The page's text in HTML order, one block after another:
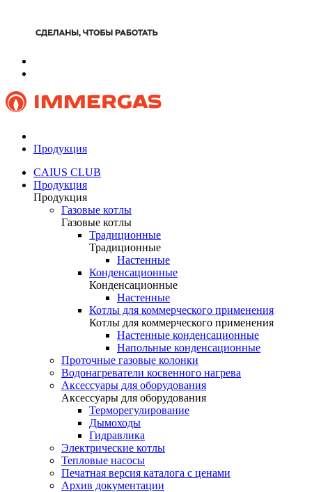
Продукция
CAIUS CLUB
Продукция
Продукция
Газовые котлы
Газовые котлы
Традиционные
Традиционные
Настенные
Конденсационные
Конденсационные
Настенные
Котлы для коммерческого применения
Котлы для коммерческого применения
Настенные конденсационные
Напольные конденсационные
Проточные газовые колонки
Водонагреватели косвенного нагрева
Аксессуары для оборудования
Аксессуары для оборудования
Терморегулирование
Дымоходы
Гидравлика
Электрические котлы
Тепловые насосы
Печатная версия каталога с ценами
Архив документации